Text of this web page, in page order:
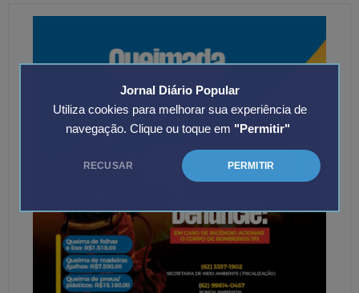
Jornal Diário Popular
Utiliza cookies para melhorar sua experiência de
navegação. Clique ou toque em "Permitir"
RECUSAR PERMITIR